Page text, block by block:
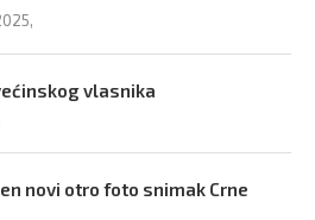
vlasnika
novi otro foto snimak Crne